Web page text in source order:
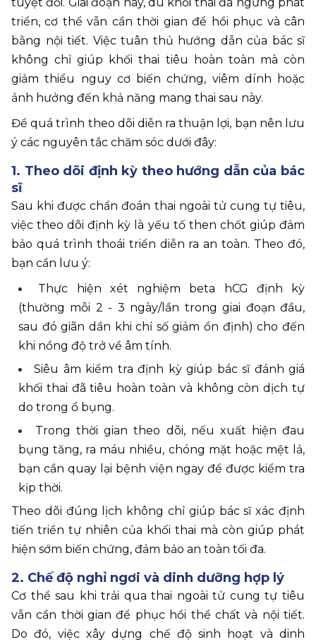
triển, cơ thể vẫn cần thời gian để hồi phục và cân
bằng nội tiết. Việc tuân thủ hướng dẫn của bác sĩ
không chỉ giúp khối thai tiêu hoàn toàn mà còn
giảm thiểu nguy cơ biến chứng, viêm dính hoặc
ảnh hưởng đến khả năng mang thai sau này.
Để quá trình theo dõi diễn ra thuận lợi, bạn nên lưu
ý các nguyên tắc chăm sóc dưới đây:
1. Theo dõi định kỳ theo hướng dẫn của bác
sĩ
Sau khi được chẩn đoán thai ngoài tử cung tự tiêu,
việc theo dõi định kỳ là yếu tố then chốt giúp đảm
bảo quá trình thoái triển diễn ra an toàn. Theo đó,
bạn cần lưu ý:
Thực hiện xét nghiệm beta hCG định kỳ
(thường mỗi 2 - 3 ngày/lần trong giai đoạn đầu,
sau đó giãn dần khi chỉ số giảm ổn định) cho đến
khi nồng độ trở về âm tính.
Siêu âm kiểm tra định kỳ giúp bác sĩ đánh giá
khối thai đã tiêu hoàn toàn và không còn dịch tự
do trong ổ bụng.
Trong thời gian theo dõi, nếu xuất hiện đau
bụng tăng, ra máu nhiều, chóng mặt hoặc mệt lả,
bạn cần quay lại bệnh viện ngay để được kiểm tra
kịp thời.
Theo dõi đúng lịch không chỉ giúp bác sĩ xác định
tiến triển tự nhiên của khối thai mà còn giúp phát
hiện sớm biến chứng, đảm bảo an toàn tối đa.
2. Chế độ nghỉ ngơi và dinh dưỡng hợp lý
Cơ thể sau khi trải qua thai ngoài tử cung tự tiêu
vẫn cần thời gian để phục hồi thể chất và nội tiết.
Do đó, việc xây dựng chế độ sinh hoạt và dinh